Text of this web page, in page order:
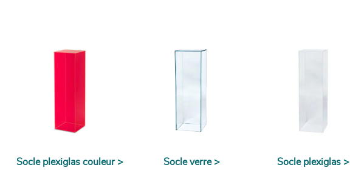
Socle plexiglas couleur > Socle verre > Socle plexiglas >